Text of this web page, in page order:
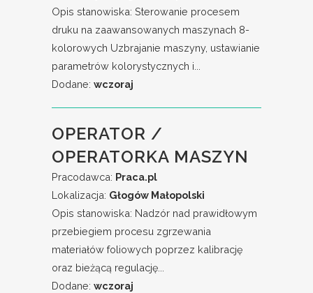
Opis stanowiska: Sterowanie procesem
druku na zaawansowanych maszynach 8-
kolorowych Uzbrajanie maszyny, ustawianie
parametrów kolorystycznych i...
Dodane: wczoraj
OPERATOR /
OPERATORKA MASZYN
Pracodawca: Praca.pl
Lokalizacja: Głogów Małopolski
Opis stanowiska: Nadzór nad prawidłowym
przebiegiem procesu zgrzewania
materiałów foliowych poprzez kalibrację
oraz bieżącą regulację...
Dodane: wczoraj